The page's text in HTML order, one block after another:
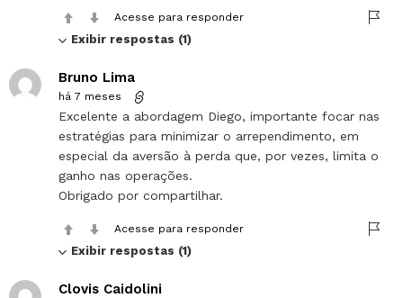
Acesse para responder
Exibir respostas (1)
Bruno Lima
há 7 meses
Excelente a abordagem Diego, importante focar nas
estratégias para minimizar o arrependimento, em
especial da aversão à perda que, por vezes, limita o
ganho nas operações.
Obrigado por compartilhar.
Acesse para responder
Exibir respostas (1)
Clovis Caidolini